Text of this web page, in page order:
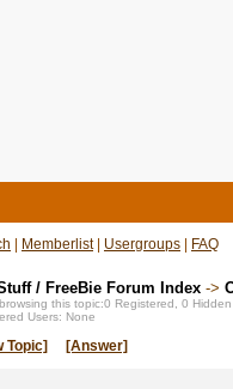
Memberlist| Usergroups FAQ
/ FreeBie Forum Index ->
this topic:0 Registered, 0
Users: None
Topic] [Answer]